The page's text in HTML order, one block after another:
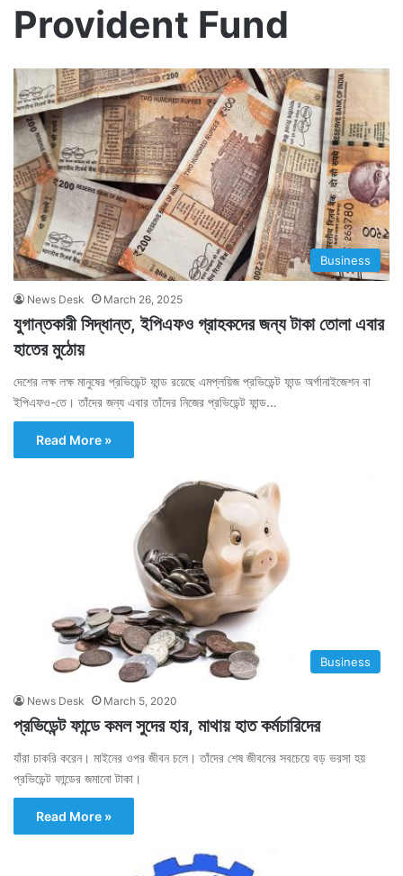
Provident Fund
Business
News Desk March 26, 2025
যুগান্তকারী সিদ্ধান্ত, ইপিএফও গ্রাহকদের জন্য টাকা তোলা এবার
হাতের মুঠোয়
দেশের লক্ষ লক্ষ মানুষের প্রভিডেন্ট ফান্ড রয়েছে এমপ্লয়িজ প্রভিডেন্ট ফান্ড অর্গানাইজেশন বা
ইপিএফও-তে। তাঁদের জন্য এবার তাঁদের নিজের প্রভিডেন্ট ফান্ড…
Read More »
Business
News Desk March 5, 2020
প্রভিডেন্ট ফান্ডে কমল সুদের হার, মাথায় হাত কর্মচারিদের
যাঁরা চাকরি করেন। মাইনের ওপর জীবন চলে। তাঁদের শেষ জীবনের সবচেয়ে বড় ভরসা হয়
প্রভিডেন্ট ফান্ডের জমানো টাকা।
Read More »